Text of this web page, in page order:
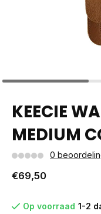
KEECIE
MEDIUM
0
€69,50
Op voorraad 1-2